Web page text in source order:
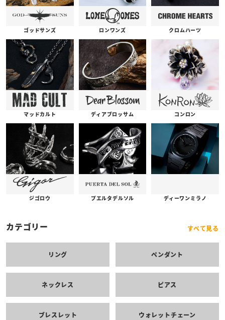
ゴッドサンズ ロンワンズ クロムハーツ
マッドカルト ディアブロッサム コンロン
ジゴロウ プエルタデルソル ディーワンミラノ
カテゴリー すべて見る
リング ペンダント
ネックレス ピアス
ブレスレット ウォレットチェーン